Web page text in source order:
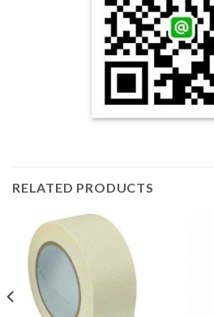
RELATED PRODUCTS